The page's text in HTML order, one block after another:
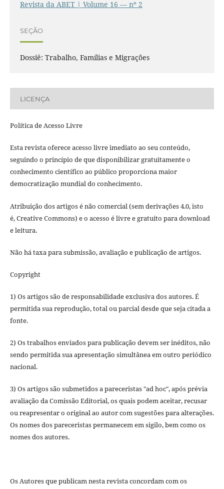
Revista da ABET | Volume 16 — nº 2
SEÇÃO
Dossiê: Trabalho, Famílias e Migrações
LICENÇA
Política de Acesso Livre
Esta revista oferece acesso livre imediato ao seu conteúdo,
seguindo o princípio de que disponibilizar gratuitamente o
conhecimento científico ao público proporciona maior
democratização mundial do conhecimento.
Atribuição dos artigos é não comercial (sem derivações 4.0, isto
é, Creative Commons) e o acesso é livre e gratuito para download
e leitura.
Não há taxa para submissão, avaliação e publicação de artigos.
Copyright
1) Os artigos são de responsabilidade exclusiva dos autores. É
permitida sua reprodução, total ou parcial desde que seja citada a
fonte.
2) Os trabalhos enviados para publicação devem ser inéditos, não
sendo permitida sua apresentação simultânea em outro periódico
nacional.
3) Os artigos são submetidos a pareceristas "ad hoc", após prévia
avaliação da Comissão Editorial, os quais podem aceitar, recusar
ou reapresentar o original ao autor com sugestões para alterações.
Os nomes dos pareceristas permanecem em sigilo, bem como os
nomes dos autores.
Os Autores que publicam nesta revista concordam com os